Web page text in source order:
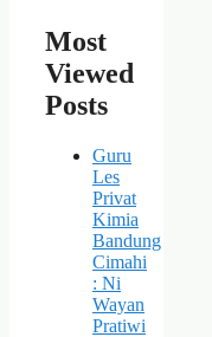
Most
Viewed
Posts
Guru
Les
Privat
Kimia
Bandung
Cimahi
: Ni
Wayan
Pratiwi